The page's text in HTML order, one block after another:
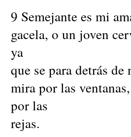
9 Semejante es mi
gacela, o un joven
ya
que se para detrás de
mira por las
por las
rejas.